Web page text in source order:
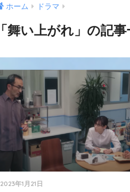
ホーム ドラマ
「舞い上がれ」の記
2023年1月21日